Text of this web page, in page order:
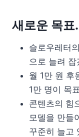
새로운 목표.
슬로우레터
으로 늘려
월 1만 원 후
1만 명이 목
콘텐츠의 힘
모델을 만들
꾸준히 늘고